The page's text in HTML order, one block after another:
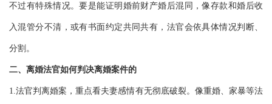
不过有特殊情况。要是能证明婚前财产婚后混同，像存款和婚后收
入混管分不清，或有书面约定共同共有，法官会依具体情况判断、
分割。
二、离婚法官如何判决离婚案件的
1.法官判离婚案，重点看夫妻感情有无彻底破裂。像重婚、家暴等法